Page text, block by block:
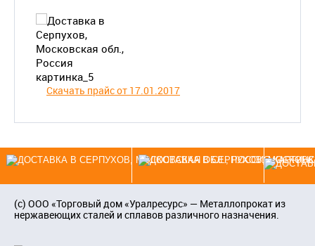
Скачать прайс от 17.01.2017
(c) ООО «Торговый дом «Уралресурс» — Металлопрокат из
нержавеющих сталей и сплавов различного назначения.